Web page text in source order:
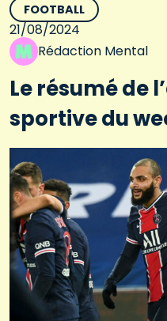
FOOTBALL
21/08/2024
Rédaction Mental
Le résumé de
sportive du